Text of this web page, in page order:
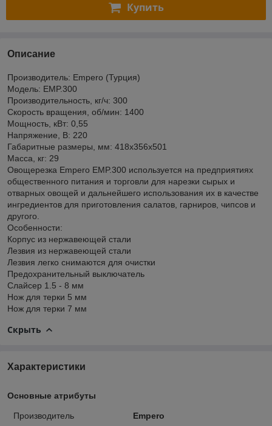
Купить
Описание
Производитель: Empero (Турция)
Модель: EMP.300
Производительность, кг/ч: 300
Скорость вращения, об/мин: 1400
Мощность, кВт: 0,55
Напряжение, В: 220
Габаритные размеры, мм: 418х356х501
Масса, кг: 29
Овощерезка Empero EMP.300 используется на предприятиях
общественного питания и торговли для нарезки сырых и
отварных овощей и дальнейшего использования их в качестве
ингредиентов для приготовления салатов, гарниров, чипсов и
другого.
Особенности:
Корпус из нержавеющей стали
Лезвия из нержавеющей стали
Лезвия легко снимаются для очистки
Предохранительный выключатель
Слайсер 1.5 - 8 мм
Нож для терки 5 мм
Нож для терки 7 мм
Скрыть
Характеристики
Основные атрибуты
Производитель
Empero